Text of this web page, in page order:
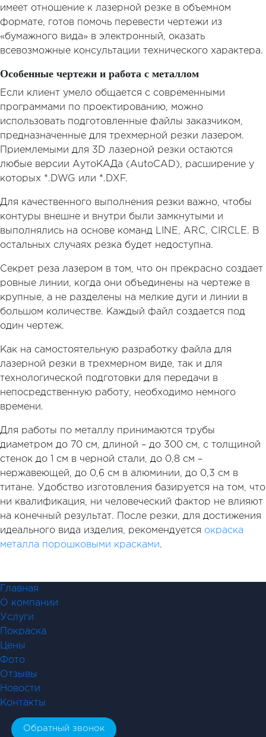
имеет отношение к лазерной резке в объемном
формате, готов помочь перевести чертежи из
«бумажного вида» в электронный, оказать
всевозможные консультации технического характера.
Особенные чертежи и работа с металлом
Если клиент умело общается с современными
программами по проектированию, можно
использовать подготовленные файлы заказчиком,
предназначенные для трехмерной резки лазером.
Приемлемыми для 3D лазерной резки остаются
любые версии АутоКАДа (AutoCAD), расширение у
которых *.DWG или *.DXF.
Для качественного выполнения резки важно, чтобы
контуры внешне и внутри были замкнутыми и
выполнялись на основе команд LINE, ARC, CIRCLE. В
остальных случаях резка будет недоступна.
Секрет реза лазером в том, что он прекрасно создает
ровные линии, когда они объединены на чертеже в
крупные, а не разделены на мелкие дуги и линии в
большом количестве. Каждый файл создается под
один чертеж.
Как на самостоятельную разработку файла для
лазерной резки в трехмерном виде, так и для
технологической подготовки для передачи в
непосредственную работу, необходимо немного
времени.
Для работы по металлу принимаются трубы
диаметром до 70 см, длиной – до 300 см, с толщиной
стенок до 1 см в черной стали, до 0,8 см –
нержавеющей, до 0,6 см в алюминии, до 0,3 см в
титане. Удобство изготовления базируется на том, что
ни квалификация, ни человеческий фактор не влияют
на конечный результат. После резки, для достижения
идеального вида изделия, рекомендуется окраска
металла порошковыми красками.
Главная
О компании
Услуги
Покраска
Цены
Фото
Отзывы
Новости
Контакты
Обратный звонок